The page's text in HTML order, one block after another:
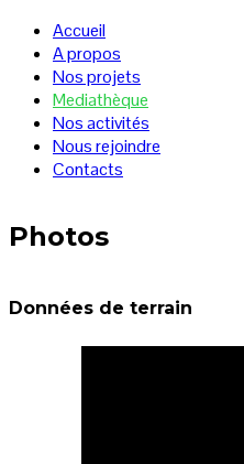
Accueil
A propos
Nos projets
Mediathèque
Nos activités
Nous rejoindre
Contacts
Photos
Données de terrain